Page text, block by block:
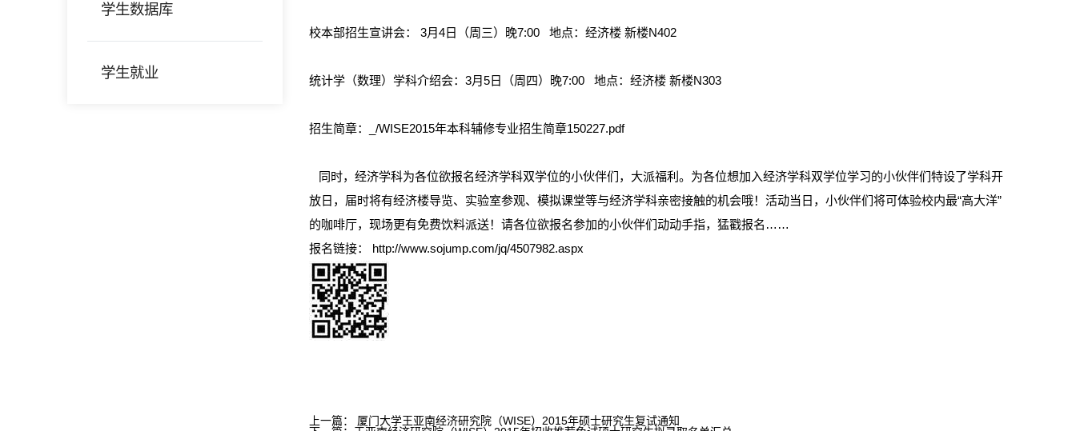
学生数据库
学生就业
校本部招生宣讲会： 3月4日（周三）晚7:00 地点：经济楼 新楼N402
统计学（数理）学科介绍会：3月5日（周四）晚7:00 地点：经济楼 新楼N303
招生简章： _/WISE2015年本科辅修专业招生简章150227.pdf
同时，经济学科为各位欲报名经济学科双学位的小伙伴们，大派福利。为各位想加入经济学科双学位学习的小伙伴们特设了学科开
放日，届时将有经济楼导览、实验室参观、模拟课堂等与经济学科亲密接触的机会哦！活动当日，小伙伴们将可体验校内最“高大洋”
的咖啡厅，现场更有免费饮料派送！请各位欲报名参加的小伙伴们动动手指，猛戳报名……
报名链接： http://www.sojump.com/jq/4507982.aspx
上一篇： 厦门大学王亚南经济研究院（WISE）2015年硕士研究生复试通知